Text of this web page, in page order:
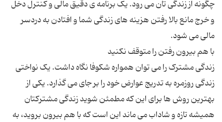
چگونه از زندگی تان می رود. یک برنامه ی دقیق مالی و کنترل دخل
و خرج مانع بالا رفتن هزینه های زندگی شما و افتادن به دردسر
زندگی مشترک را می توان همواره شکوفا نگاه داشت. یک نواختی
زندگی روزمره به تدریج عوارض خود را بر جای می گذارد. یکی از
بهترین روش ها برای این که مطمئن شوید زندگی مشترکتان
همیشه تازه و شاداب می ماند این است که با هم بیرون بروید، به